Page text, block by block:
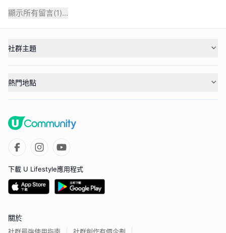
顯示所有留言(1)...
社群主題
熱門地點
下載 U Lifestyle應用程式
關於
社群最強使用指南 社群創作有價企劃